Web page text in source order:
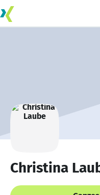
Christina